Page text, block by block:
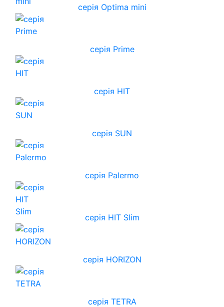
серія Optima mini
серія Prime
серія HIT
серія SUN
серія Palermo
серія HIT Slim
cерія HORIZON
серія TETRA